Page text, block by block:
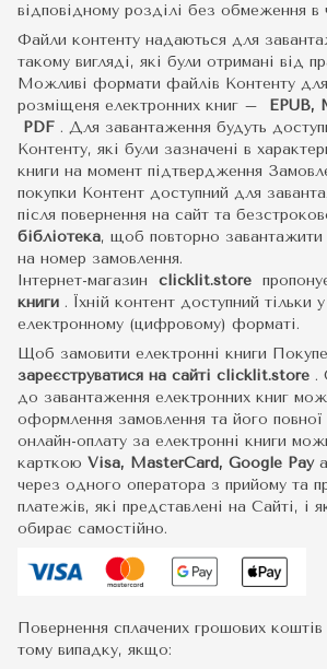
відповідному розділі без обмеження в
Файли контенту надаються для
такому вигляді, які були отримані від
Можливі формати файлів Контенту для
розміщеня електронних книг –
EPUB,
PDF . Для завантаження будуть
Контенту, які були зазначені в
книги на момент підтвердження
покупки Контент доступний для
після повернення на сайт та
бібліотека, щоб повторно завантажити
на номер замовлення.
Інтернет-магазин clicklit.store
книги . Їхній контент доступний тільки
електронному (цифровому) форматі.
Щоб замовити електронні книги
зареєструватися на сайті clicklit.store .
до завантаження електронних книг
оформлення замовлення та його повної
онлайн-оплату за електронні книги
карткою Visa, MasterCard, Google Pay
через одного оператора з прийому та
платежів, які представлені на Сайті, і
обирає самостійно.
Повернення сплачених грошових
тому випадку, якщо: